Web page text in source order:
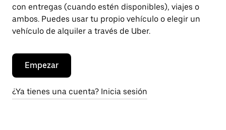
con entregas (cuando estén disponibles), viajes o
ambos. Puedes usar tu propio vehículo o elegir un
vehículo de alquiler a través de Uber.
Empezar
¿Ya tienes una cuenta? Inicia sesión